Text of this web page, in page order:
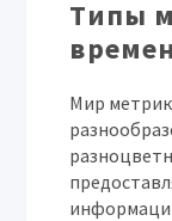
Типы
Мир